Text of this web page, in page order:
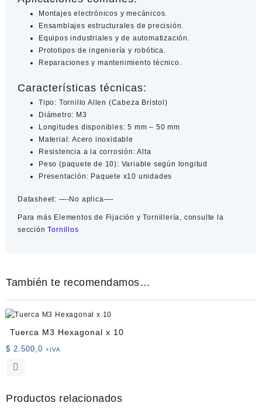
Montajes electrónicos y mecánicos.
Ensamblajes estructurales de precisión.
Equipos industriales y de automatización.
Prototipos de ingeniería y robótica.
Reparaciones y mantenimiento técnico.
Características técnicas:
Tipo: Tornillo Allen (Cabeza Bristol)
Diámetro: M3
Longitudes disponibles: 5 mm – 50 mm
Material: Acero inoxidable
Resistencia a la corrosión: Alta
Peso (paquete de 10): Variable según longitud
Presentación: Paquete x10 unidades
Datasheet: —-No aplica—-
Para más Elementos de Fijación y Tornillería, consulte la
secciónTornillos
También te recomendamos…
Tuerca M3 Hexagonal x 10
$ 2.500,0 +IVA
Productos relacionados